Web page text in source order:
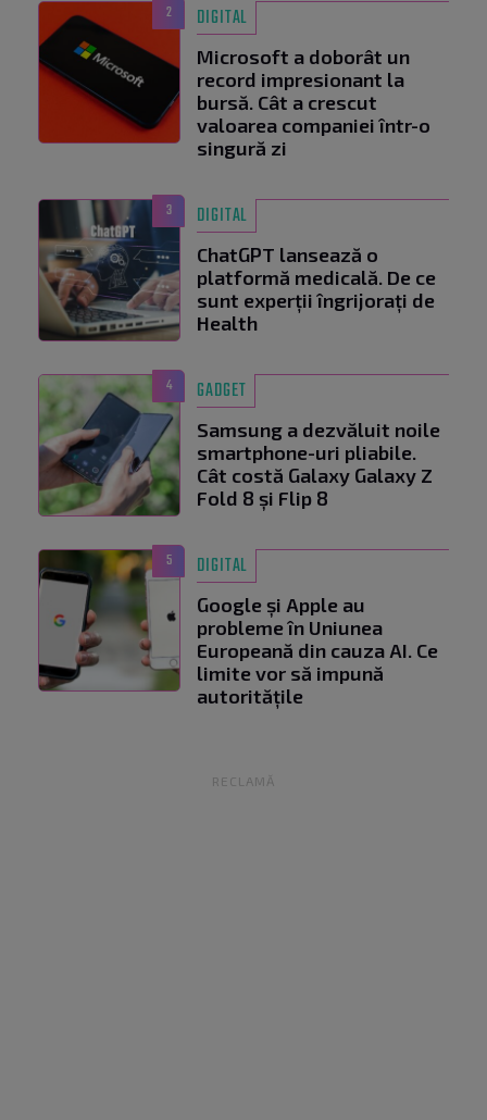
2 DIGITAL
Microsoft a doborât un
record impresionant la
bursă. Cât a crescut
valoarea companiei într-o
singură zi
3 DIGITAL
ChatGPT lansează o
platformă medicală. De ce
sunt experții îngrijorați de
Health
4 GADGET
Samsung a dezvăluit noile
smartphone-uri pliabile.
Cât costă Galaxy Galaxy Z
Fold 8 și Flip 8
5 DIGITAL
Google și Apple au
probleme în Uniunea
Europeană din cauza AI. Ce
limite vor să impună
autoritățile
RECLAMĂ